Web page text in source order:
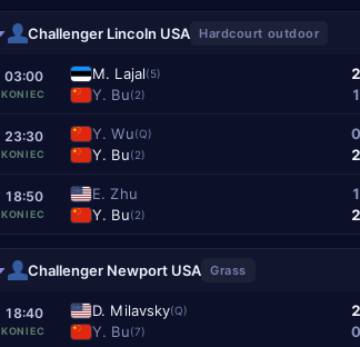
Challenger Lincoln USA Hardcourt outdoor
03:00
KONIEC
M. Lajal(5)
Y. Bu(2)
2
1
23:30
KONIEC
Y. Wu(Q)
Y. Bu(2)
0
2
18:50
KONIEC
E. Zhu
Y. Bu(2)
1
2
Challenger Newport USA Grass
18:40
KONIEC
D. Milavsky(Q)
Y. Bu(7)
2
0